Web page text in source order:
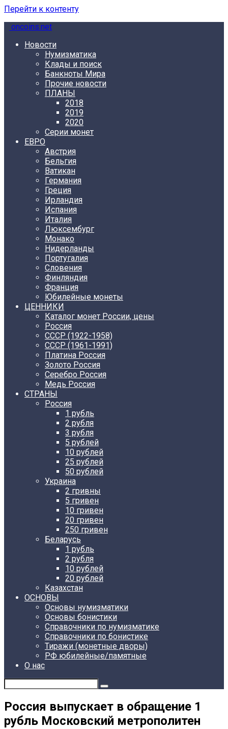
Перейти к контенту
oncoins.net
Новости
Нумизматика
Клады и поиск
Банкноты Мира
Прочие новости
ПЛАНЫ
2018
2019
2020
Серии монет
ЕВРО
Австрия
Бельгия
Ватикан
Германия
Греция
Ирландия
Испания
Италия
Люксембург
Монако
Нидерланды
Португалия
Словения
Финляндия
Франция
Юбилейные монеты
ЦЕННИКИ
Каталог монет России, цены
Россия
СССР (1922-1958)
CCCР (1961-1991)
Платина Россия
Золото Россия
Серебро Россия
Медь Россия
СТРАНЫ
Россия
1 рубль
2 рубля
3 рубля
5 рублей
10 рублей
25 рублей
50 рублей
Украина
2 гривны
5 гривен
10 гривен
20 гривен
250 гривен
Беларусь
1 рубль
2 рубля
10 рублей
20 рублей
Казахстан
ОСНОВЫ
Основы нумизматики
Основы бонистики
Справочники по нумизматике
Справочники по бонистике
Тиражи (монетные дворы)
РФ юбилейные/памятные
О нас
Россия выпускает в обращение 1
рубль Московский метрополитен